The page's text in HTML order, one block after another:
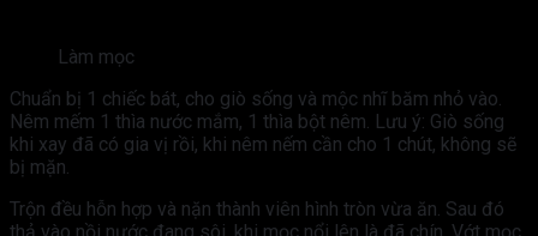
Làm mọc
Chuẩn bị 1 chiếc bát, cho giò sống và mộc nhĩ băm nhỏ vào.
Nêm mếm 1 thìa nước mắm, 1 thìa bột nêm. Lưu ý: Giò sống
khi xay đã có gia vị rồi, khi nêm nếm cần cho 1 chút, không sẽ
bị mặn.
Trộn đều hỗn hợp và nặn thành viên hình tròn vừa ăn. Sau đó